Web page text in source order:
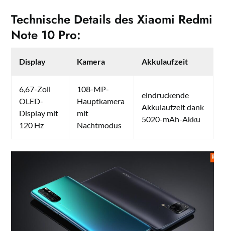
Technische Details des Xiaomi Redmi
Note 10 Pro:
Display Kamera Akkulaufzeit
6,67-Zoll
OLED-
Display mit
120 Hz
108-MP-
Hauptkamera
mit
Nachtmodus
eindruckende
Akkulaufzeit dank
5020-mAh-Akku